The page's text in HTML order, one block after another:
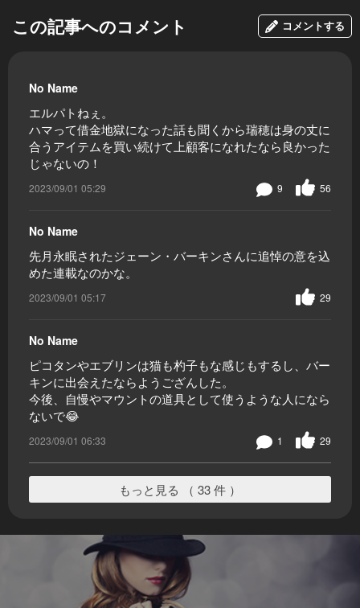
この記事へのコメント コメントする
No Name
エルパトねぇ。
ハマって借金地獄になった話も聞くから瑞穂は身の丈に
合うアイテムを買い続けて上顧客になれたなら良かった
じゃないの！
2023/09/01 05:29 56
9
No Name
先月永眠されたジェーン・バーキンさんに追悼の意を込
めた連載なのかな。
2023/09/01 05:17 29
No Name
ピコタンやエブリンは猫も杓子もな感じもするし、バー
キンに出会えたならようござんした。
今後、自慢やマウントの道具として使うような人になら
ないで😂
2023/09/01 06:33 29
1
もっと見る （ 33 件 ）